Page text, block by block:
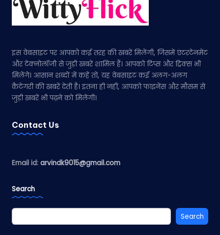
इस वेबसाइट पर आपको कई तरह की खबरें मिलेंगी, जिसमें एंटरटेनमेंट
और टेक्नोलॉजी से जुड़ी खबरें शामिल हैं। आपको टिप्स और ट्रिक्स भी
मिलेंगे। आसान शब्दों में कहें तो, यह वेबसाइट कई अलग-अलग
कैटेगरी की खबरें देती है। इतना ही नहीं, आपको फाइनेंस और मौसम से
जुड़ी खबरें भी पढ़ने को मिलेंगी।
Contact Us
Email id: arvindk9015@gmail.com
Search
Search